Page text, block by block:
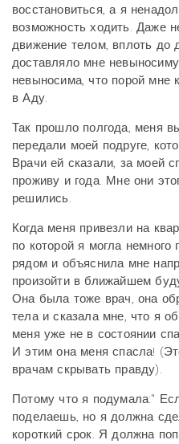
восстановиться, а я
возможность ходить. Даже
движение телом, вплоть до
доставляло мне
невыносима, что порой мне
в Аду.
Так прошло полгода, меня
передали моей подруге,
Врачи ей сказали, за моей
проживу и года. Мне они
решились.
Когда меня привезли на
по которой я могла немного
рядом и объяснила мне
произойти в ближайшем
Она была тоже врач, она
тела и сказала мне, что я
меня уже не в состоянии
И этим она меня спасла!
врачам скрывать правду).
Потому что я подумала:"
поделаешь, но я должна
короткий срок. Я должна